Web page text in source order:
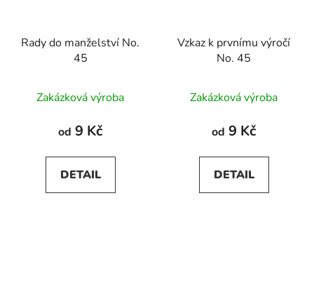
Rady do manželství No.
45
Zakázková výroba
od 9 Kč
DETAIL
Vzkaz k prvnímu výročí
No. 45
Zakázková výroba
od 9 Kč
DETAIL